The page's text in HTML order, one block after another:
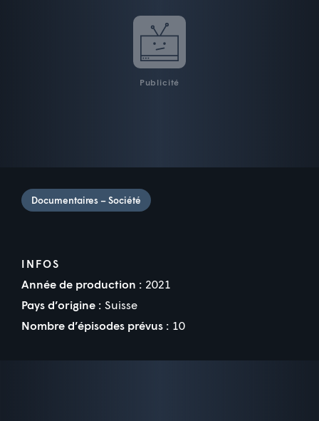
Publicité
Documentaires – Société
INFOS
Année de production : 2021
Pays d’origine : Suisse
Nombre d’épisodes prévus : 10